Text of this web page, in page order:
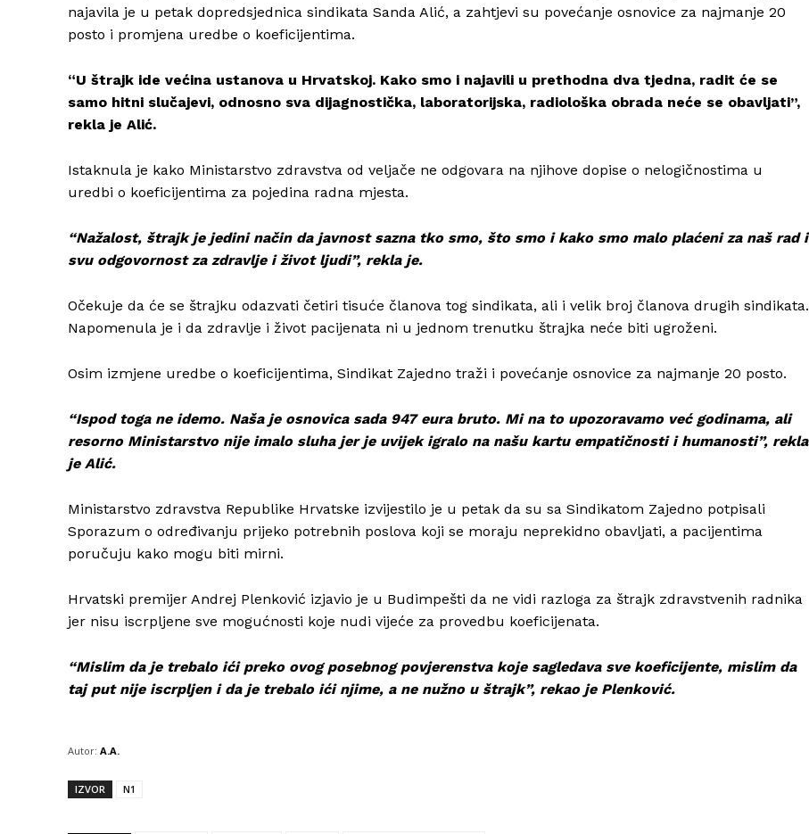
Info
najavila je u petak dopredsjednica sindikata Sanda Alić, a zahtjevi su povećanje osnovice za najmanje 20
posto i promjena uredbe o koeficijentima.
“U štrajk ide većina ustanova u Hrvatskoj. Kako smo i najavili u prethodna dva tjedna, radit će se
samo hitni slučajevi, odnosno sva dijagnostička, laboratorijska, radiološka obrada neće se obavljati”,
rekla je Alić.
Istaknula je kako Ministarstvo zdravstva od veljače ne odgovara na njihove dopise o nelogičnostima u
uredbi o koeficijentima za pojedina radna mjesta.
“Nažalost, štrajk je jedini način da javnost sazna tko smo, što smo i kako smo malo plaćeni za naš rad i
svu odgovornost za zdravlje i život ljudi”, rekla je.
Očekuje da će se štrajku odazvati četiri tisuće članova tog sindikata, ali i velik broj članova drugih sindikata.
Napomenula je i da zdravlje i život pacijenata ni u jednom trenutku štrajka neće biti ugroženi.
Osim izmjene uredbe o koeficijentima, Sindikat Zajedno traži i povećanje osnovice za najmanje 20 posto.
“Ispod toga ne idemo. Naša je osnovica sada 947 eura bruto. Mi na to upozoravamo već godinama, ali
resorno Ministarstvo nije imalo sluha jer je uvijek igralo na našu kartu empatičnosti i humanosti”, rekla
je Alić.
Ministarstvo zdravstva Republike Hrvatske izvijestilo je u petak da su sa Sindikatom Zajedno potpisali
Sporazum o određivanju prijeko potrebnih poslova koji se moraju neprekidno obavljati, a pacijentima
poručuju kako mogu biti mirni.
Hrvatski premijer Andrej Plenković izjavio je u Budimpešti da ne vidi razloga za štrajk zdravstvenih radnika
jer nisu iscrpljene sve mogućnosti koje nudi vijeće za provedbu koeficijenata.
“Mislim da je trebalo ići preko ovog posebnog povjerenstva koje sagledava sve koeficijente, mislim da
taj put nije iscrpljen i da je trebalo ići njime, a ne nužno u štrajk”, rekao je Plenković.
Autor: A.A.
IZVOR N1